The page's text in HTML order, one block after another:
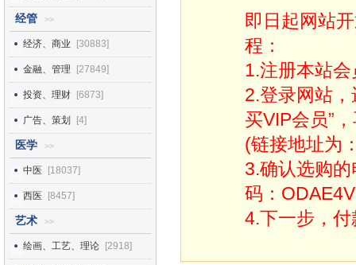
经管 >>
经济、商业 [30883]
金融、管理 [27849]
投资、理财 [6873]
广告、策划 [4]
医学 >>
中医 [18037]
西医 [8457]
艺术 >>
绘画、工艺、理论 [2918]
即日起网站
程：
1.注册本站会
2.登录网站，
买VIP会员”
(链接地址为
3.确认选购
码：
4.下一步，